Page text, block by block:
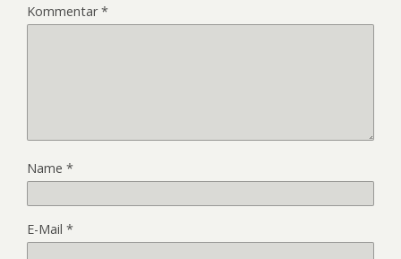
Kommentar*
Name *
E-Mail *